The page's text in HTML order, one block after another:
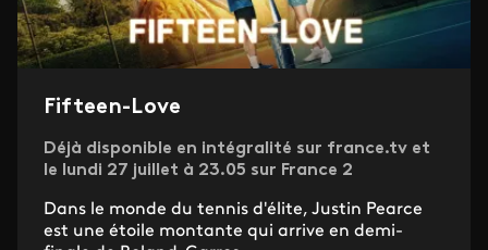
Fifteen-Love
Déjà disponible en intégralité sur france.tv et
le lundi 27 juillet à 23.05 sur France 2
Dans le monde du tennis d'élite, Justin Pearce
est une étoile montante qui arrive en demi-